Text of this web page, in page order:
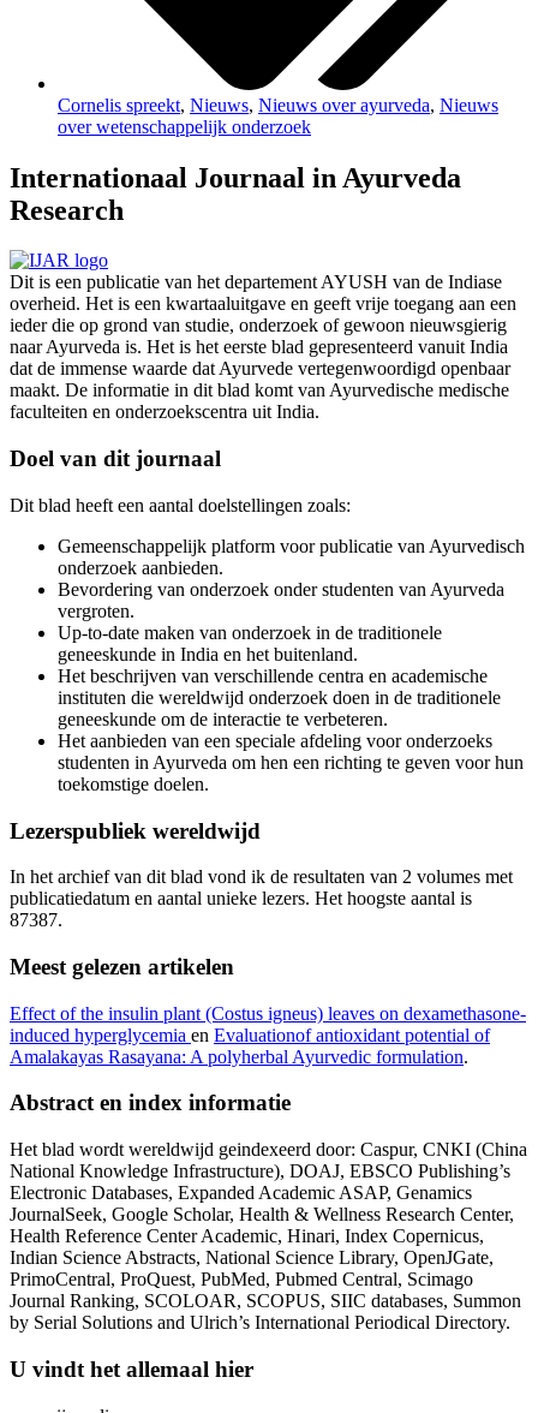
Cornelis spreekt, Nieuws, Nieuws over ayurveda, Nieuws
over wetenschappelijk onderzoek
Internationaal Journaal in Ayurveda
Research
Dit is een publicatie van het departement AYUSH van de Indiase
overheid. Het is een kwartaaluitgave en geeft vrije toegang aan een
ieder die op grond van studie, onderzoek of gewoon nieuwsgierig
naar Ayurveda is. Het is het eerste blad gepresenteerd vanuit India
dat de immense waarde dat Ayurvede vertegenwoordigd openbaar
maakt. De informatie in dit blad komt van Ayurvedische medische
faculteiten en onderzoekscentra uit India.
Doel van dit journaal
Dit blad heeft een aantal doelstellingen zoals:
Gemeenschappelijk platform voor publicatie van Ayurvedisch
onderzoek aanbieden.
Bevordering van onderzoek onder studenten van Ayurveda
vergroten.
Up-to-date maken van onderzoek in de traditionele
geneeskunde in India en het buitenland.
Het beschrijven van verschillende centra en academische
instituten die wereldwijd onderzoek doen in de traditionele
geneeskunde om de interactie te verbeteren.
Het aanbieden van een speciale afdeling voor onderzoeks
studenten in Ayurveda om hen een richting te geven voor hun
toekomstige doelen.
Lezerspubliek wereldwijd
In het archief van dit blad vond ik de resultaten van 2 volumes met
publicatiedatum en aantal unieke lezers. Het hoogste aantal is
87387.
Meest gelezen artikelen
Effect of the insulin plant (Costus igneus) leaves on dexamethasone-
induced hyperglycemia en Evaluationof antioxidant potential of
Amalakayas Rasayana: A polyherbal Ayurvedic formulation.
Abstract en index informatie
Het blad wordt wereldwijd geindexeerd door: Caspur, CNKI (China
National Knowledge Infrastructure), DOAJ, EBSCO Publishing’s
Electronic Databases, Expanded Academic ASAP, Genamics
JournalSeek, Google Scholar, Health & Wellness Research Center,
Health Reference Center Academic, Hinari, Index Copernicus,
Indian Science Abstracts, National Science Library, OpenJGate,
PrimoCentral, ProQuest, PubMed, Pubmed Central, Scimago
Journal Ranking, SCOLOAR, SCOPUS, SIIC databases, Summon
by Serial Solutions and Ulrich’s International Periodical Directory.
U vindt het allemaal hier